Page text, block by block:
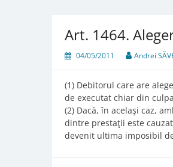
Art. 1464.
04/05/2011 Andrei
(1) Debitorul care are
de executat chiar din
(2) Dacă, în acelaşi caz,
dintre prestaţii este
devenit ultima imposibil